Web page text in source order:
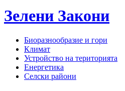
Зелени Закони
Биоразнообразие и гори
Климат
Устройство на територията
Енергетика
Селски райони